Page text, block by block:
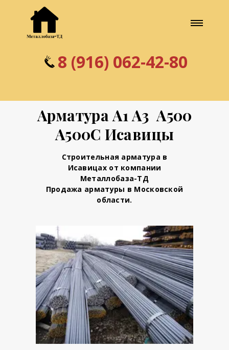
8 (916) 062-42-80
Арматура А1 А3 А500
А500С Исавицы
Строительная арматура в
Исавицах от компании
Металлобаза-ТД
Продажа арматуры в Московской
области.